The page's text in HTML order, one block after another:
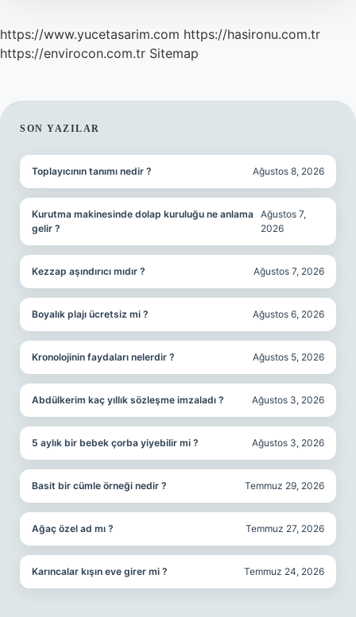
https://www.yucetasarim.com https://hasironu.com.tr
https://envirocon.com.tr Sitemap
SIDEBAR
SON YAZILAR
Toplayıcının tanımı nedir ? Ağustos 8, 2026
Kurutma makinesinde dolap kuruluğu ne anlama
gelir ?
Ağustos 7,
2026
Kezzap aşındırıcı mıdır ? Ağustos 7, 2026
Boyalık plajı ücretsiz mi ? Ağustos 6, 2026
Kronolojinin faydaları nelerdir ? Ağustos 5, 2026
Abdülkerim kaç yıllık sözleşme imzaladı ? Ağustos 3, 2026
5 aylık bir bebek çorba yiyebilir mi ? Ağustos 3, 2026
Basit bir cümle örneği nedir ? Temmuz 29, 2026
Ağaç özel ad mı ? Temmuz 27, 2026
Karıncalar kışın eve girer mi ? Temmuz 24, 2026